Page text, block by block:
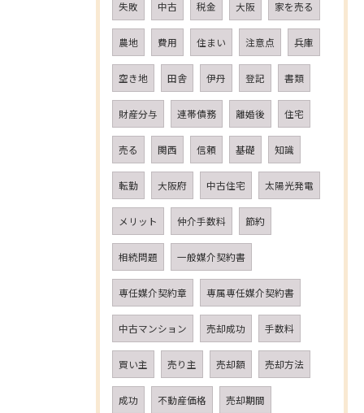
失敗 中古 税金 大阪 家を売る
農地 費用 住まい 注意点 兵庫
空き地 田舎 伊丹 登記 書類
財産分与 連帯債務 離婚後 住宅
売る 関西 信頼 基礎 知識
転勤 大阪府 中古住宅 太陽光発電
メリット 仲介手数料 節約
相続問題 一般媒介契約書
専任媒介契約章 専属専任媒介契約書
中古マンション 売却成功 手数料
買い主 売り主 売却額 売却方法
成功 不動産価格 売却期間